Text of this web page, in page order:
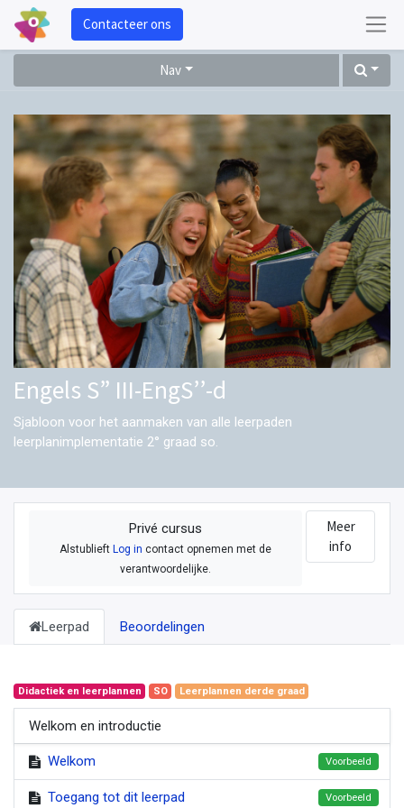
Contacteer ons
Nav
Engels S” III-EngS’’-d
Sjabloon voor het aanmaken van alle leerpaden
leerplanimplementatie 2° graad so.
Privé cursus
AlstublieftLog in contact opnemen met de
verantwoordelijke.
Meer
info
Leerpad Beoordelingen
Didactiek en leerplannen SO Leerplannen derde graad
Welkom en introductie
Welkom Voorbeeld
Toegang tot dit leerpad Voorbeeld